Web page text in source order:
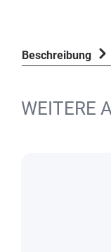
Beschreibung
WEITERE